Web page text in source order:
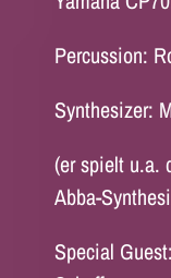
Percussion:
Synthesizer:
(er spielt u.a.
Abba-
Special